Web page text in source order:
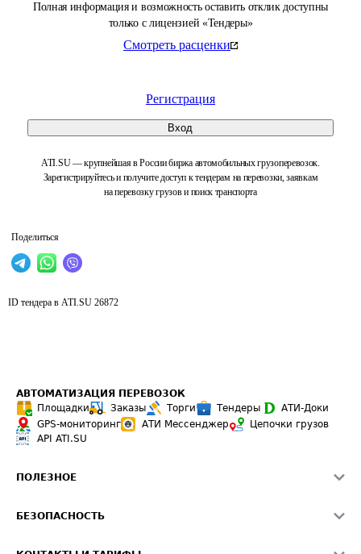
Полная информация и возможность оставить отклик доступны
только с лицензией «Тендеры»
Смотреть расценки
Регистрация
Вход
ATI.SU — крупнейшая в России биржа автомобильных грузоперевозок.
Зарегистрируйтесь и получите доступ к тендерам на перевозки, заявкам
на перевозку грузов и поиск транспорта
Поделиться
ID тендера в ATI.SU 26872
АВТОМАТИЗАЦИЯ ПЕРЕВОЗОК
Площадки
Заказы Торги Тендеры
АТИ-Доки
GPS-мониторинг
АТИ Мессенджер
Цепочки грузов
API ATI.SU
ПОЛЕЗНОЕ
Звезды ATI.SU на вашем сайте
БЕЗОПАСНОСТЬ